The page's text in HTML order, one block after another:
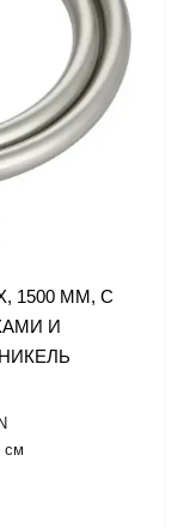
1500 ММ, С
И
см